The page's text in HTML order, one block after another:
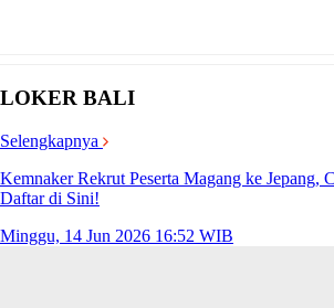
LOKER BALI
Selengkapnya
Kemnaker Rekrut Peserta Magang ke Jepang,
Daftar di Sini!
Minggu, 14 Jun 2026 16:52 WIB